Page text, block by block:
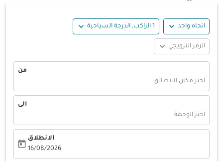
اتجاه واحد expand_more 1 الراكب, الدرجة السياحية expand_more
الرمز الترويجي expand_more
من
اختر مكان الانطلاق
الى
اختر الوجهة
الانطلاق
16/08/2026
today